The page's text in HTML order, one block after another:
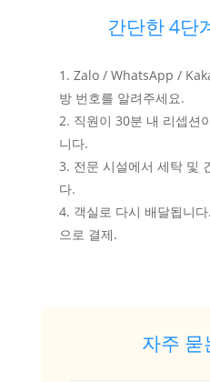
간단한 4단
Zalo / WhatsApp /
방 번호를 알려주세요.
직원이 30분 내 리셉션
니다.
전문 시설에서 세탁 및
다.
객실로 다시 배달됩니
으로 결제.
자주 묻